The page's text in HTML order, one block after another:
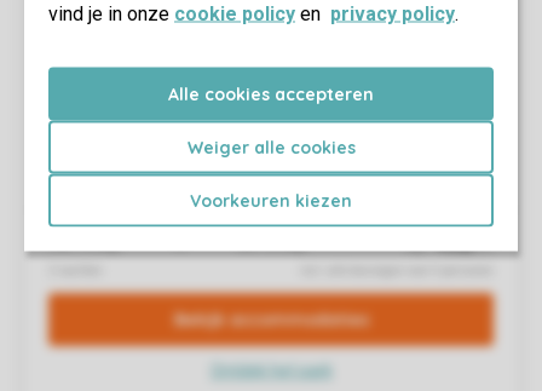
vind je in onze cookie policy en privacy policy.
Alle cookies accepteren
Weiger alle cookies
Voorkeuren kiezen